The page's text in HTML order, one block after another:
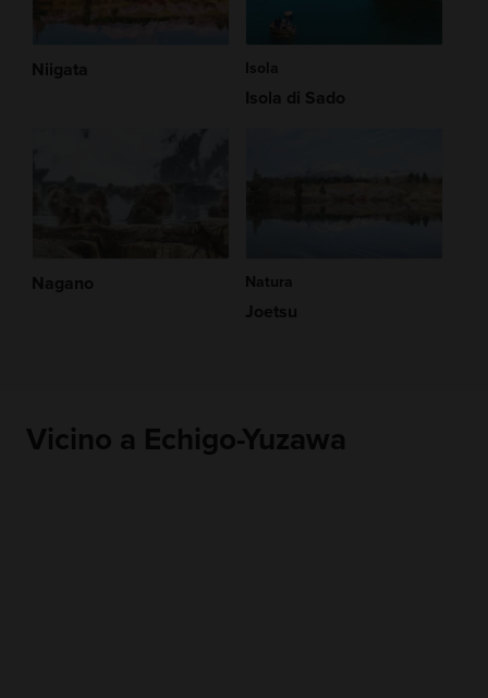
Niigata Isola
Isola di Sado
Nagano Natura
Joetsu
Vicino a Echigo-Yuzawa